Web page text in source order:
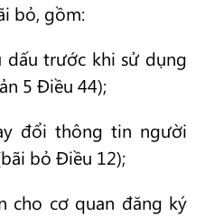
bỏ, gồm:
dấu trước khi sử dụng
5 Điều 44);
đổi thông tin người
bỏ Điều 12);
cho cơ quan đăng ký